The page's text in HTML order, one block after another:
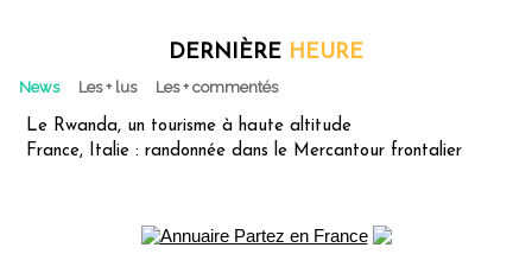
DERNIÈRE HEURE
News Les + lus Les + commentés
Le Rwanda, un tourisme à haute altitude
France, Italie : randonnée dans le Mercantour frontalier